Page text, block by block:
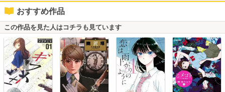
おすすめ作品
この作品を見た人はコチラも見ています